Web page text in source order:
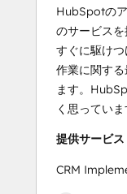
HubSpotの
のサービス
すぐに駆け
作業に関す
ます。
く思っていま
提供サービス
CRM